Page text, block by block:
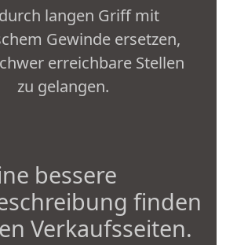
langen Griff mit
Gewinde ersetzen,
erreichbare Stellen
zu gelangen.
bessere
finden
Verkaufsseiten.